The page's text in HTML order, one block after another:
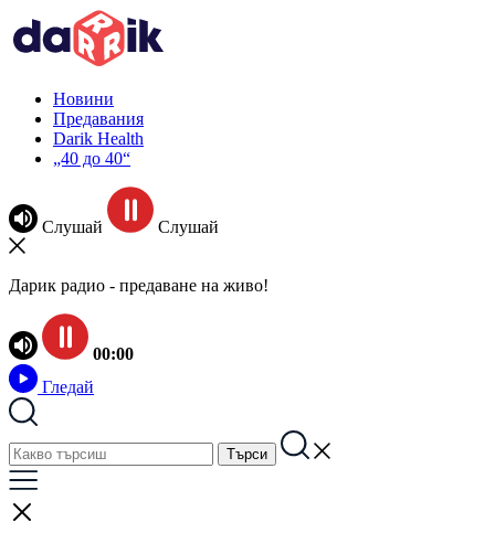
Новини
Предавания
Darik Health
„40 до 40“
Слушай Слушай
Дарик радио - предаване на живо!
00:00
Гледай